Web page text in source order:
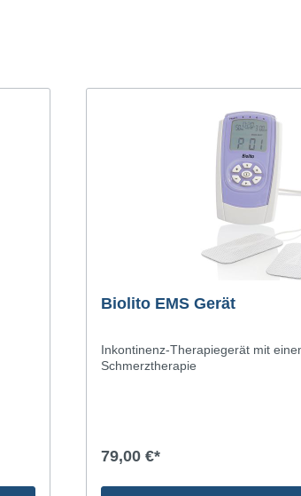
Biolito EMS Gerät
Inkontinenz-Therapiegerät mit
Schmerztherapie
79,00 €*